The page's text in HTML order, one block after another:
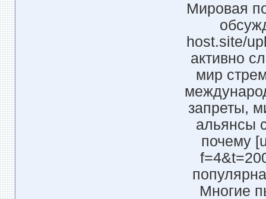
Мировая
host.site/
активно
мир
запреты,
альянсы
почему
Многие